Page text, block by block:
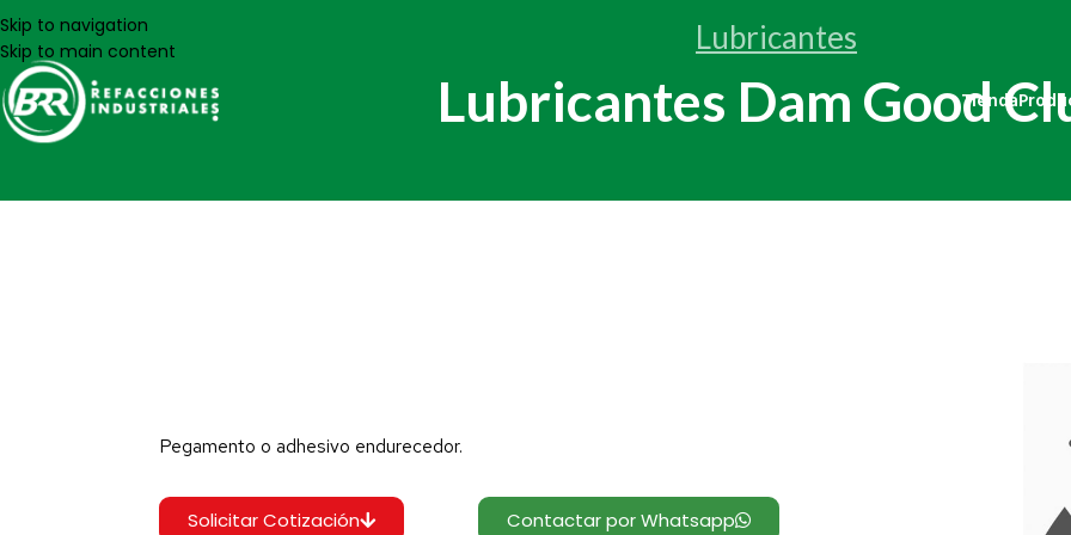
Skip to navigation
Skip to main content
Tienda
Lubricantes
Lubricantes Dam Good
Pegamento o adhesivo endurecedor.
Solicitar Cotización Contactar por Whatsapp